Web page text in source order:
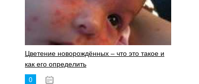
Цветение новорождённых – что это такое и
как его определить
0